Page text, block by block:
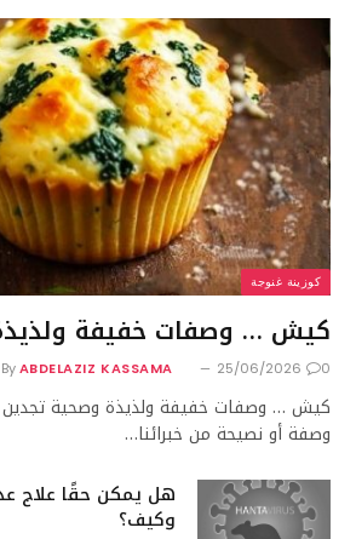
كوزينة غنوجة
كيش … وصفات خفيفة
By ABDELAZIZ KASSAMA 25/06/2026 0
كيش … وصفات خفيفة ولذيذة وصحية
وصفة أو نصيحة من خبرائنا…
هل يمكن حقًا علاج
وكيف؟